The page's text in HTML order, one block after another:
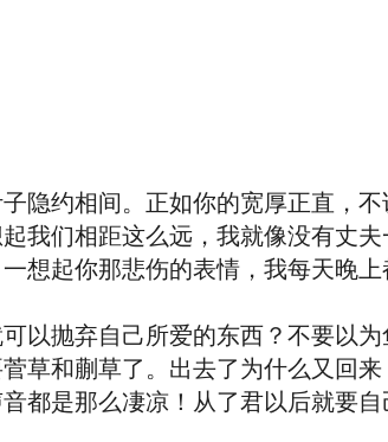
约相间。正如你的宽厚正直，不
我们相距这么远，我就像没有丈
想起你那悲伤的表情，我每天晚上
抛弃自己所爱的东西？不要以为
草和蒯草了。出去了为什么又回
都是那么凄凉！从了君以后就要自